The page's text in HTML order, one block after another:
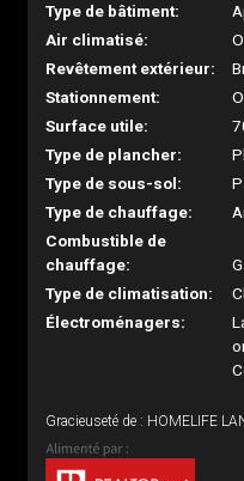
Type de bâtiment:
Air climatisé:
Revêtement extérieur:
Stationnement:
Surface utile:
Type de plancher:
Type de sous-sol:
Type de chauffage:
Combustible de
chauffage:
Type de climatisation:
Électroménagers:
Gracieuseté de : HOMELIFE